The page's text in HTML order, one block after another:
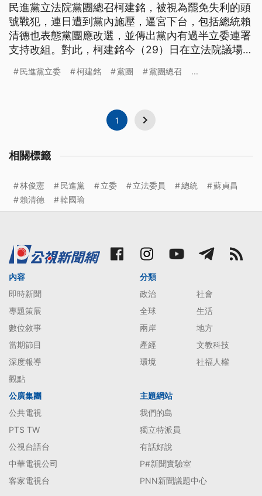
民進黨立法院黨團總召柯建銘，被視為罷免失利的頭
號戰犯，連日遭到黨內施壓，逼宮下台，包括總統賴
清德也表態黨團應改選，並傳出黨內有過半立委連署
支持改組。對此，柯建銘今（29）日在立法院議場召
民進黨立委 柯建銘 黨團 黨團總召 ...
1
相關標籤
林俊憲 民進黨 立委 立法委員 總統
蘇貞昌
賴清德
韓國瑜
內容
即時新聞
專題策展
數位敘事
當期節目
深度報導
觀點
分類
政治
社會
全球
生活
兩岸
地方
產經
文教科技
環境
社福人權
公廣集團
公共電視
PTS TW
公視台語台
中華電視公司
客家電視台
主題網站
我們的島
獨立特派員
有話好說
P#新聞實驗室
PNN新聞議題中心